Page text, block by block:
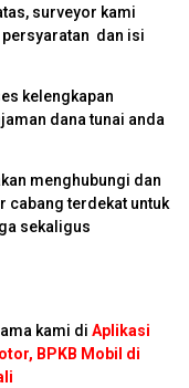
surveyor kami
persyaratan dan isi
kelengkapan
dana tunai anda
menghubungi dan
cabang terdekat untuk
sekaligus
kami di Aplikasi
BPKB Mobil di